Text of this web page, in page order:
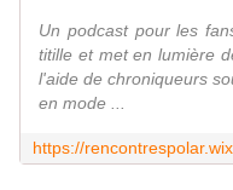
Un podcast pour les
titille et met en lumière
l'aide de chroniqueurs
en mode ...